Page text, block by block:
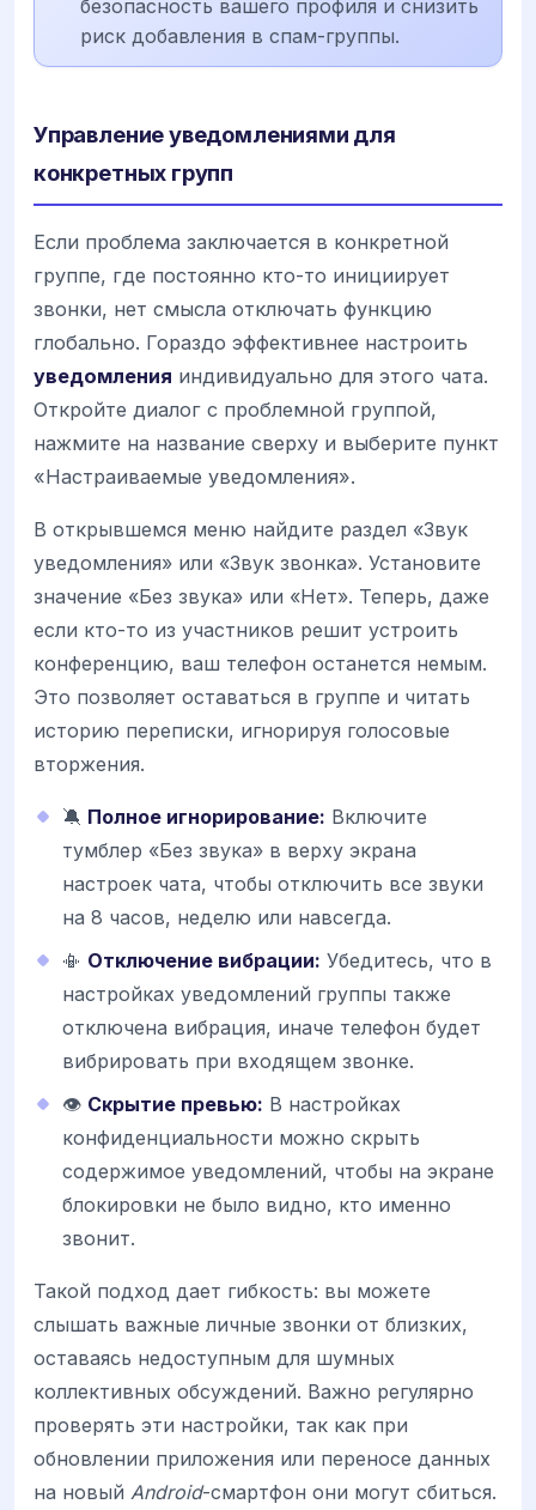
безопасность вашего профиля и снизить
риск добавления в спам-группы.
Управление уведомлениями для
конкретных групп
Если проблема заключается в конкретной
группе, где постоянно кто-то инициирует
звонки, нет смысла отключать функцию
глобально. Гораздо эффективнее настроить
уведомления индивидуально для этого чата.
Откройте диалог с проблемной группой,
нажмите на название сверху и выберите пункт
«Настраиваемые уведомления».
В открывшемся меню найдите раздел «Звук
уведомления» или «Звук звонка». Установите
значение «Без звука» или «Нет». Теперь, даже
если кто-то из участников решит устроить
конференцию, ваш телефон останется немым.
Это позволяет оставаться в группе и читать
историю переписки, игнорируя голосовые
вторжения.
🔕 Полное игнорирование: Включите
тумблер «Без звука» в верху экрана
настроек чата, чтобы отключить все звуки
на 8 часов, неделю или навсегда.
📳 Отключение вибрации: Убедитесь, что в
настройках уведомлений группы также
отключена вибрация, иначе телефон будет
вибрировать при входящем звонке.
👁️ Скрытие превью: В настройках
конфиденциальности можно скрыть
содержимое уведомлений, чтобы на экране
блокировки не было видно, кто именно
звонит.
Такой подход дает гибкость: вы можете
слышать важные личные звонки от близких,
оставаясь недоступным для шумных
коллективных обсуждений. Важно регулярно
проверять эти настройки, так как при
обновлении приложения или переносе данных
на новый Android-смартфон они могут сбиться.